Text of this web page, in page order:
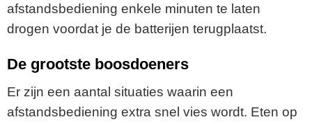
afstandsbediening enkele minuten te laten
drogen voordat je de batterijen terugplaatst.
De grootste boosdoeners
Er zijn een aantal situaties waarin een
afstandsbediening extra snel vies wordt. Eten op